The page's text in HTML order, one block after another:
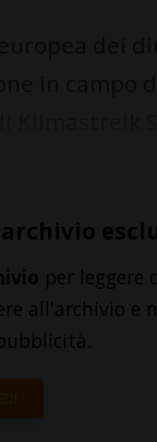
per leggere
all'archivio e